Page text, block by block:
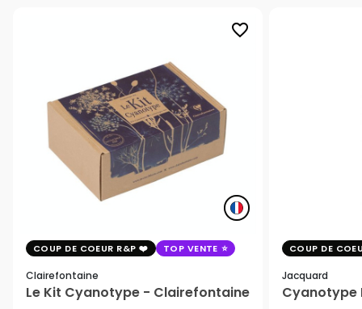
favorite_border
COUP DE COEUR R&P TOP VENTE
Clairefontaine
Le Kit Cyanotype - Clairefontaine
COUP DE
Jacquard
Cyanotype